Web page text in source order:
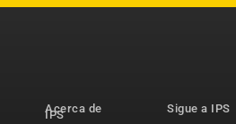
Acerca de
IPS
Sigue a IPS